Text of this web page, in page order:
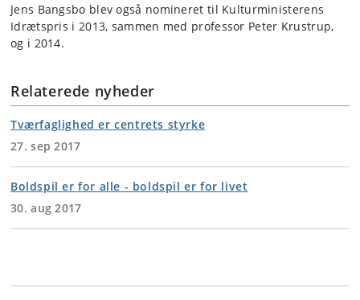
Jens Bangsbo blev også nomineret til Kulturministerens
Idrætspris i 2013, sammen med professor Peter Krustrup,
og i 2014.
Relaterede nyheder
Tværfaglighed er centrets styrke
27. sep 2017
Boldspil er for alle - boldspil er for livet
30. aug 2017